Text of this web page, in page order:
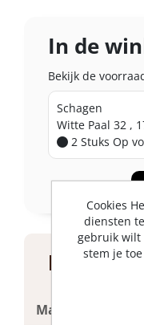
Product
Materiaal
In de
Bekijk de
Schagen
Witte Paal 32 ,
2 Stuks Op
Cookies
diensten
gebruik wilt
stem je